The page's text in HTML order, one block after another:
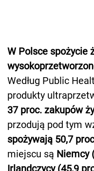
W Polsce spożycie
Według Public
produkty
37 proc. zakupów
przodują pod tym
spożywają 50,7
miejscu są Niemcy